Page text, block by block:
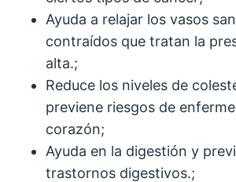
Ayuda a relajar los vasos
contraídos que tratan la
alta.;
Reduce los niveles de
previene riesgos de
corazón;
Ayuda en la digestión y
trastornos digestivos.;